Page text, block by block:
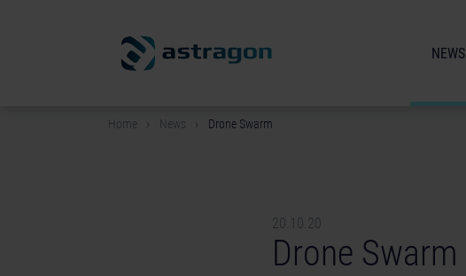
NEWS
Home News Drone Swarm
20.10.20
Drone Swarm